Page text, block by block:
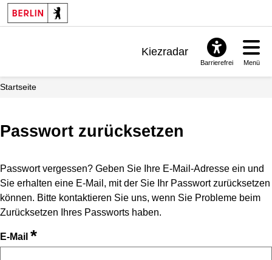
Kiezradar
Barrierefrei Menü
Startseite
Passwort zurücksetzen
Passwort vergessen? Geben Sie Ihre E-Mail-Adresse ein und
Sie erhalten eine E-Mail, mit der Sie Ihr Passwort zurücksetzen
können. Bitte kontaktieren Sie uns, wenn Sie Probleme beim
Zurücksetzen Ihres Passworts haben.
E-Mail *